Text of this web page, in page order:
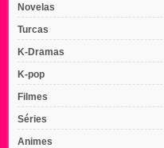
Novelas
Turcas
K-Dramas
K-pop
Filmes
Séries
Animes